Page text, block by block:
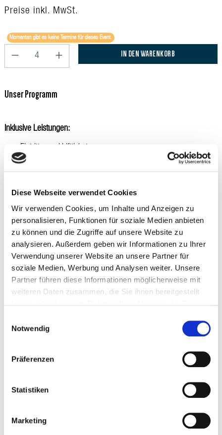
Diese Webseite verwendet Cookies
Wir verwenden Cookies, um Inhalte und Anzeigen zu
personalisieren, Funktionen für soziale Medien anbieten
zu können und die Zugriffe auf unsere Website zu
analysieren. Außerdem geben wir Informationen zu Ihrer
Verwendung unserer Website an unsere Partner für
soziale Medien, Werbung und Analysen weiter. Unsere
Partner führen diese Informationen möglicherweise mit
weiteren Daten zusammen, die Sie ihnen bereitgestellt
Notwendig
Präferenzen
Statistiken
Marketing
Preise inkl. MwSt.
Momentan gibt es keine Termine für dieses Event.
Produkt Anzahl: Gib den gewünschten Wert ein oder
IN DEN WARENKORB
Unser Programm
Inklusive Leistungen:
Eintritts- und Liftticket
Sitzplatz gemäß gebuchter Kategorie auf der Innenterrasse in
3h Parkticket
Allgemeine Informationen:
Ort:
Donauturm Innenterrasse auf 155 m Höhe mit
beeindruckendem 360-Grad-Panoramablick über Wien.
Einlass: 30 Minuten vor Konzertbeginn
Dauer:50 Minuten (keine Pause) mit Moderation.
Ticketverkauf:Tickets sind ausschließlich online erhältlich und
nicht vor Ort verfügbar.
Besucher unter 14 Jahren dürfen nur in
Sitzplätze:
Die Sitzplatzwahl ist nicht frei. Sitzplätze werden
innerhalb der gebuchten Kategorie vor Ort zugewiesen.
Speisen & Getränke:
der Innenterrasse erworben werden.
ohne Reservierung.
Restaurantsind